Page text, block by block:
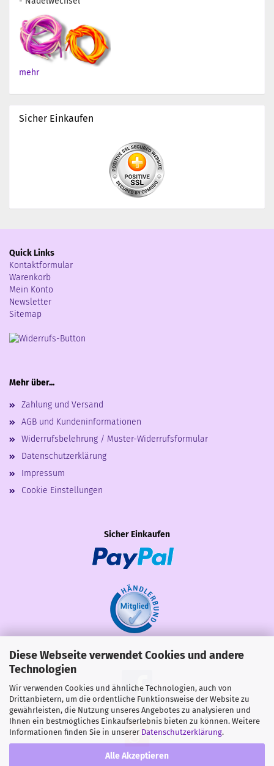
Diese Webseite verwendet Cookies und andere
Technologien
Wir verwenden Cookies und ähnliche Technologien, auch von
Drittanbietern, um die ordentliche Funktionsweise der Website zu
gewährleisten, die Nutzung unseres Angebotes zu analysieren und
Ihnen ein bestmögliches Einkaufserlebnis bieten zu können. Weitere
Informationen finden Sie in unserer Datenschutzerklärung.
Alle Akzeptieren
mehr
Sicher Einkaufen
Quick Links
Kontaktformular
Warenkorb
Mein Konto
Newsletter
Sitemap
Mehr über...
Zahlung und Versand
AGB und Kundeninformationen
Widerrufsbelehrung / Muster-Widerrufsformular
Datenschutzerklärung
Impressum
Cookie Einstellungen
Sicher Einkaufen
Share